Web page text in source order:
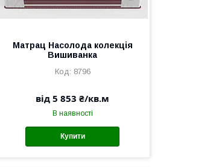
Матрац Насолода колекція
Вишиванка
8796
від 5 853 ₴/кв.м
В наявності
Купити